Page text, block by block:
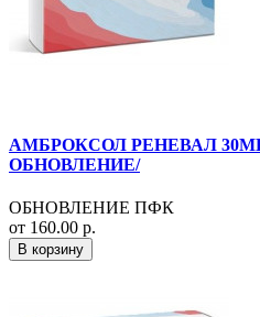
АМБРОКСОЛ РЕНЕВАЛ
ОБНОВЛЕНИЕ/
ОБНОВЛЕНИЕ ПФК
от 160.00 р.
В корзину